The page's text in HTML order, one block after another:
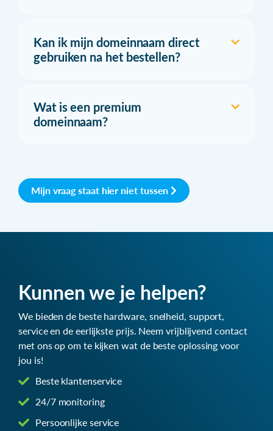
Kan ik mijn domeinnaam direct
gebruiken na het bestellen?
Wat is een premium
domeinnaam?
Mijn vraag staat hier niet tussen
Kunnen we je helpen?
We bieden de beste hardware, snelheid, support,
service en de eerlijkste prijs. Neem vrijblijvend contact
met ons op om te kijken wat de beste oplossing voor
jou is!
Beste klantenservice
24/7 monitoring
Persoonlijke service